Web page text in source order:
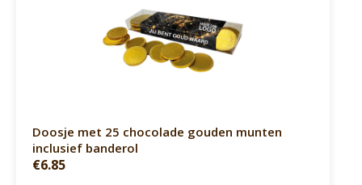
Doosje met 25 chocolade gouden munten
inclusief banderol
€6.85